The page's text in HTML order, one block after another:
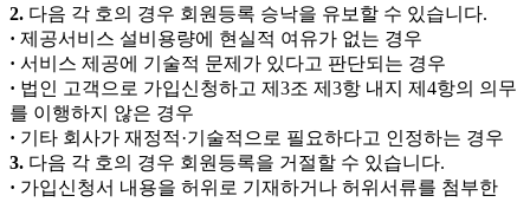
2. 다음 각 호의 경우 회원등록 승낙을 유보할 수 있습니다.
· 제공서비스 설비용량에 현실적 여유가 없는 경우
· 서비스 제공에 기술적 문제가 있다고 판단되는 경우
· 법인 고객으로 가입신청하고 제3조 제3항 내지 제4항의 의무
를 이행하지 않은 경우
· 기타 회사가 재정적·기술적으로 필요하다고 인정하는 경우
3. 다음 각 호의 경우 회원등록을 거절할 수 있습니다.
· 가입신청서 내용을 허위로 기재하거나 허위서류를 첨부한